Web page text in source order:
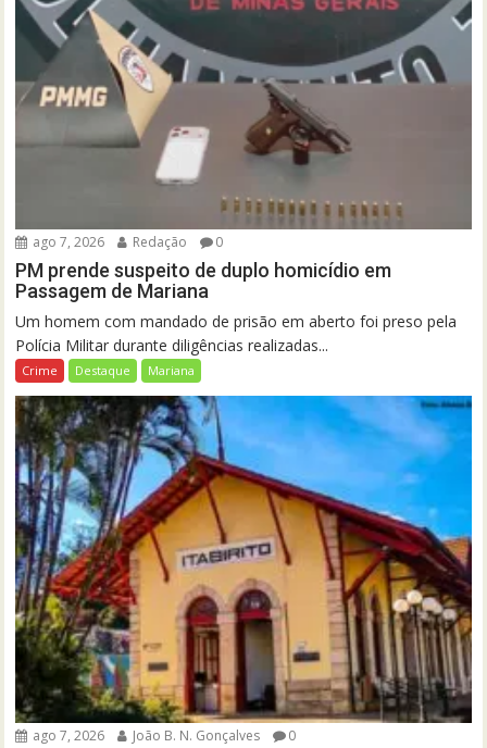
ago 7, 2026 Redação 0
PM prende suspeito de duplo homicídio em
Passagem de Mariana
Um homem com mandado de prisão em aberto foi preso pela
Polícia Militar durante diligências realizadas...
Crime Destaque Mariana
ago 7, 2026 João B. N. Gonçalves 0